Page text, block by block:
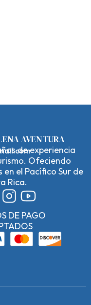
AVENTURA
de experiencia
Ofeciendo
en el Pacífico Sur de
Rica.
DE PAGO